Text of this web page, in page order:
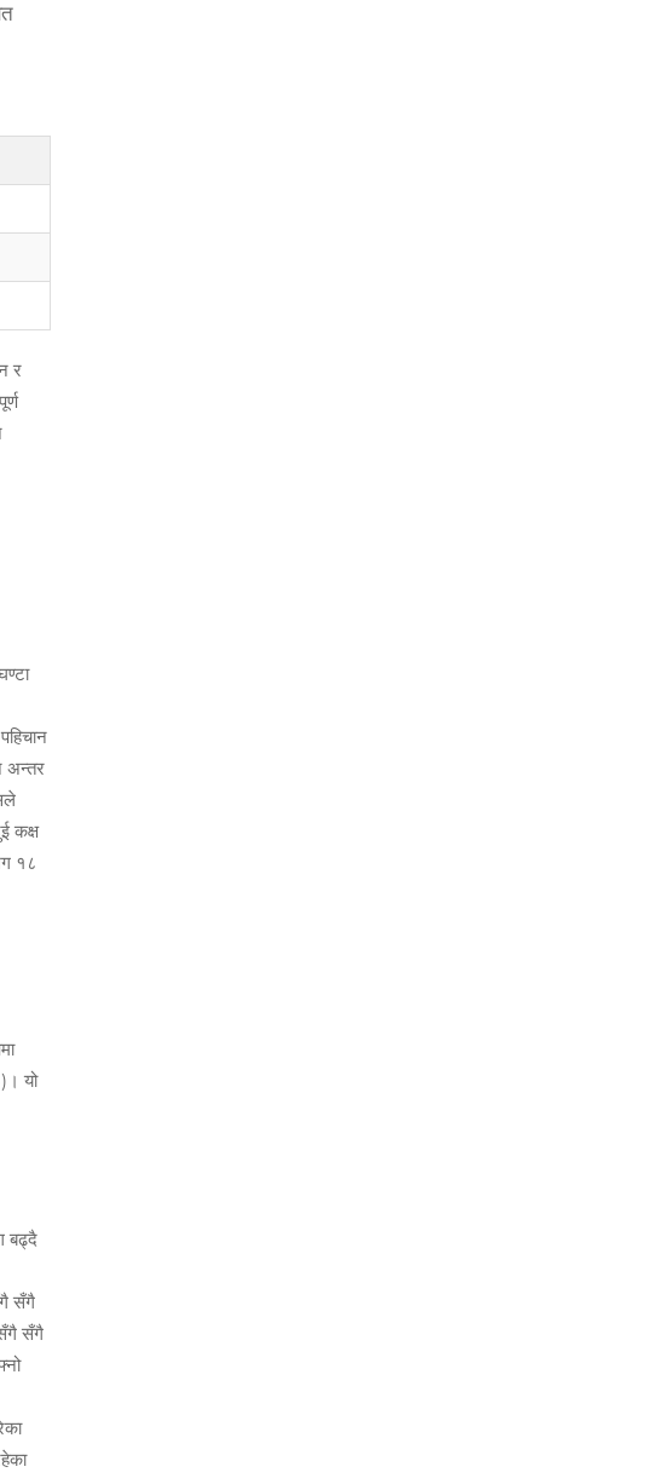
र
अन्तर
कक्ष
१८
यो
बढ्दै
सँगै
सँगै